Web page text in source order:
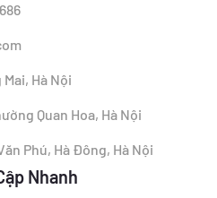
Mai, Hà Nội
Quan Hoa, Hà Nội
Phú, Hà Đông, Hà Nội
Nhanh